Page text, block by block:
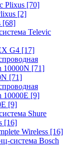
Plixus [70]
[2]
[68]
Televic
G4 [17]
10000N [71]
[71]
10000E [9]
[9]
Shure
[16]
Wireless [16]
система Bosch